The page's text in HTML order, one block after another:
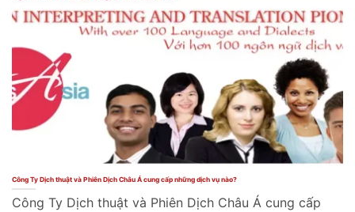
Công Ty Dịch thuật và Phiên Dịch Châu Á cung cấp những dịch vụ nào?
Công Ty Dịch thuật và Phiên Dịch Châu Á cung cấp